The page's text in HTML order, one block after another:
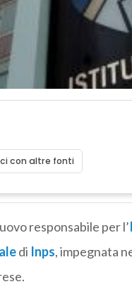
con altre fonti
responsabile per l’
di Inps, impegnata